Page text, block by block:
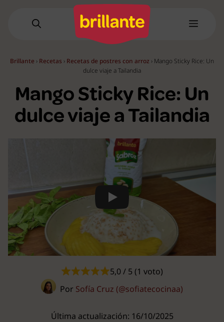
Menú
Brillante › Recetas › Recetas de postres con arroz › Mango Sticky Rice: Un
dulce viaje a Tailandia
Mango Sticky Rice: Un
dulce viaje a Tailandia
Play
5,0 / 5 (1 voto)
Por Sofía Cruz (@sofiatecocinaa)
Última actualización: 16/10/2025